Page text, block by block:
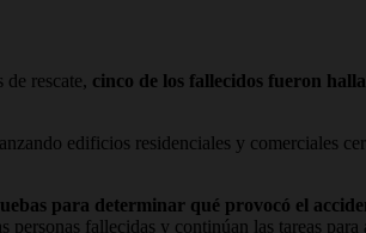
rescate, cinco de los fallecidos fueron
edificios residenciales y comerciales
para determinar qué provocó el
fallecidas y continúan las tareas